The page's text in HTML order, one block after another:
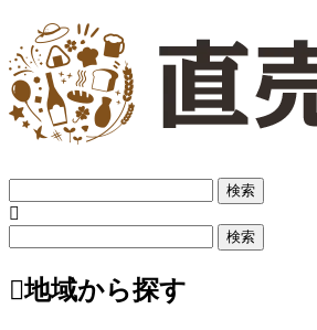
リ
索
ー
検地域から探す